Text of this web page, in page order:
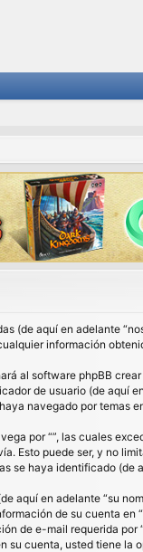
aquí en adelante
información
al software phpBB
de usuario (de aquí
navegado por temas
por “”, las cuales
Esto puede ser, y no
se haya identificado (de
aquí en adelante “su
de su cuenta
de e-mail requerida
su cuenta, usted tiene